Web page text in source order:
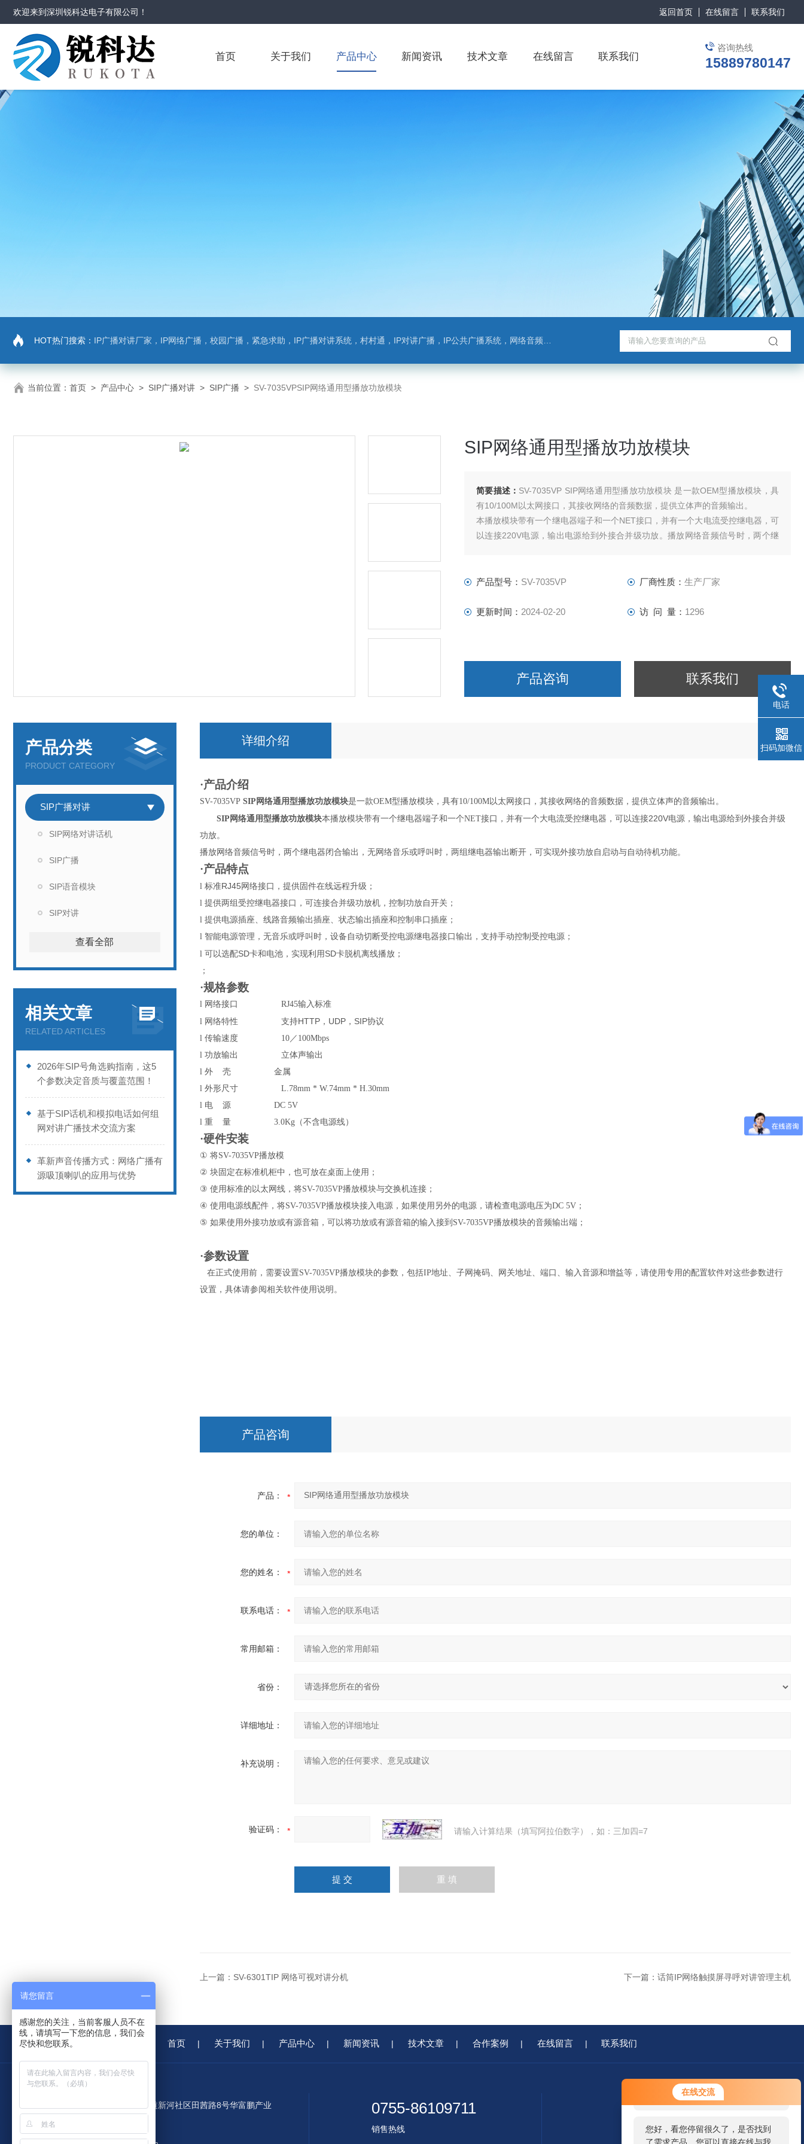
在线交流
您好！欢迎前来咨询，很高兴为您
服务，请问您要咨询什么问题呢？
您好，看您停留很久了，是否找到
欢迎来到深圳锐科达电子有限公司 ！ 返回首页 在线留言 联系我们
咨询热线
15889780147
首页 关于我们 产品中心 新闻资讯 技术文章 在线留言 联系我们
HOT热门搜索： IP广播对讲厂家，IP网络广播，校园广播，紧急求助，IP广播对讲系统，村村通，IP对讲广播，IP公共广播系统，网络音频模块，银行对讲，背景音乐，网络录播，班班通
当前位置： 首页 > 产品中心 > SIP广播对讲 > SIP广播 > SV-7035VPSIP网络通用型播放功放模块
SIP网络通用型播放功放模块
简要描述： SV-7035VP SIP网络通用型播放功放模块 是一款OEM型播放模块，具
有10/100M以太网接口，其接收网络的音频数据，提供立体声的音频输出。
本播放模块带有一个继电器端子和一个NET接口，并有一个大电流受控继电器，可
以连接220V电源，输出电源给到外接合并级功放。播放网络音频信号时，两个继
产品型号： SV-7035VP 厂商性质： 生产厂家
更新时间： 2024-02-20 访 问 量： 1296
产品咨询 联系我们
产品分类
PRODUCT CATEGORY
SIP广播对讲
SIP网络对讲话机
SIP广播
SIP语音模块
SIP对讲
查看全部
相关文章
RELATED ARTICLES
2026年SIP号角选购指南，这5
个参数决定音质与覆盖范围！
基于SIP话机和模拟电话如何组
网对讲广播技术交流方案
革新声音传播方式：网络广播有
源吸顶喇叭的应用与优势
详细介绍
·产品介绍
SV-7035VP SIP网络通用型播放功放模块是一款OEM型播放模块，具有10/100M以太网接口，其接收网络的音频数据，提供立体声的音频输出 。
SIP网络通用型播放功放模块本播放模块带有一个继电器端子和一个NET接口，并有一个大电流受控继电器， 可以连接220V电源，输出电源给到外接合并级
功放。
播放网络音频信号时，两个继电器闭合输出， 无网络音乐或呼叫时，两组继电器输出断开， 可实现外接功放自启动与自动待机功能。
·产品特点
l 标准RJ45 网络接口，提供固件在线远程升级；
l 提供两组受控继电器接口，可连接合并级功放机，控制功放自开关；
l 提供电源插座、线路音频输出插座、状态输出插座和控制串口插座；
l 智能电源管理，无音乐或呼叫时，设备自动切断受控电源继电器接口输出，支持手动控制 受控电源；
l 可以选配SD卡和电池， 实现利用 SD卡脱机离线播放；
；
·规格参数
l 网络接口 RJ45输入标准
l 网络特性 支持HTTP ， UDP ， SIP协议
l 传输速度 10／ 100Mbps
l 功放输出
立体声输出
l 外 壳
金属
l 外形尺寸
L.78mm * W.74mm * H.30mm
l 电 源
DC 5V
l 重 量 3.0Kg （不含电源线）
·硬件安装
① 将SV-7035VP播放模
② 块固定在标准机柜中，也可放在桌面上使用；
③ 使用标准的以太网线，将SV-7035VP播放模块与交换机连接；
④ 使用电源线配件，将SV-7035VP播放模块接入电源，如果使用另外的电源，请检查电源电压为DC 5V ；
⑤ 如果使用外接功放或有源音箱，可以将功放或有源音箱的输入接到 SV-7035VP播放模块的音频输出端；
·参数设置
在正式使用前，需要设置SV-7035VP播放模块的参数，包括IP地址、子网掩码、网关地址、端口、输入音源和增益等，请使用专用的配置软件对这些参数进行
设置，具体请参阅相关软件使用说明。
产品咨询
产品：
您的单位：
您的姓名：
联系电话：
常用邮箱：
省份：
详细地址：
补充说明：
验证码： 请输入计算结果（填写阿拉伯数字），如：三加四=7
上一篇： SV-6301TIP 网络可视对讲分机 下一篇： 话筒IP网络触摸屏寻呼对讲管理主机
首页 | 关于我们 | 产品中心 | 新闻资讯 | 技术文章 | 合作案例 | 在线留言 | 联系我们
公司地址：深圳市龙华区观澜街道新河社区田茜路8号华富鹏产业
园C栋408室
0755-86109711
销售热线
电话
扫码加微信
请您留言
感谢您的关注，当前客服人员不在
线，请填写一下您的信息，我们会
尽快和您联系。